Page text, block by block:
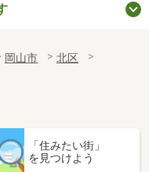
岡山市
北区
「住みたい街」
を見つけよう